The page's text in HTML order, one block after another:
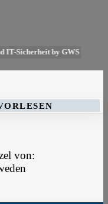
IT-Sicherheit by GWS
von: